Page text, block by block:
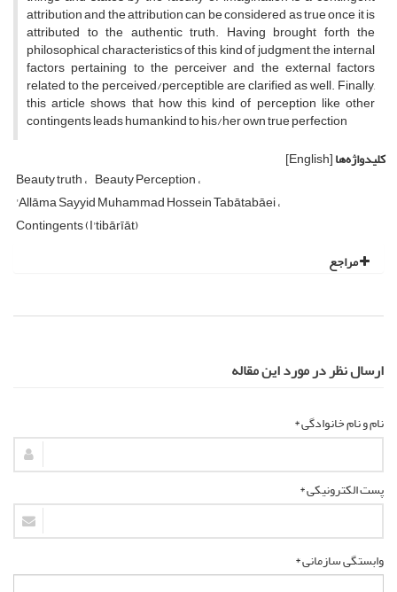
attribution and the attribution can be considered as true once it is
attributed to the authentic truth. Having brought forth the
philosophical characteristics of this kind of judgment, the internal
factors pertaining to the perceiver and the external factors
related to the perceived/perceptible are clarified as well. Finally,
this article shows that how this kind of perception like other
contingents leads humankind to his/her own true perfection
کلیدواژه‌ها[English]
Beauty truth Beauty Perception
'Allāma Sayyid Muhammad Hossein Tabātabāei
Contingents (I'tibārīāt)
مراجع
ارسال نظر در مورد این مقاله
نام و نام خانوادگی *
پست الکترونیکی *
وابستگی سازمانی *